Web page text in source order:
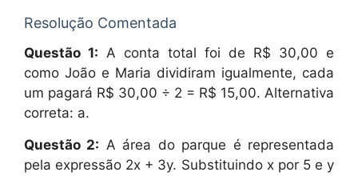
Resolução Comentada
Questão 1: A conta total foi de R$ 30,00 e
como João e Maria dividiram igualmente, cada
um pagará R$ 30,00 ÷ 2 = R$ 15,00. Alternativa
correta: a.
Questão 2: A área do parque é representada
pela expressão 2x + 3y. Substituindo x por 5 e y